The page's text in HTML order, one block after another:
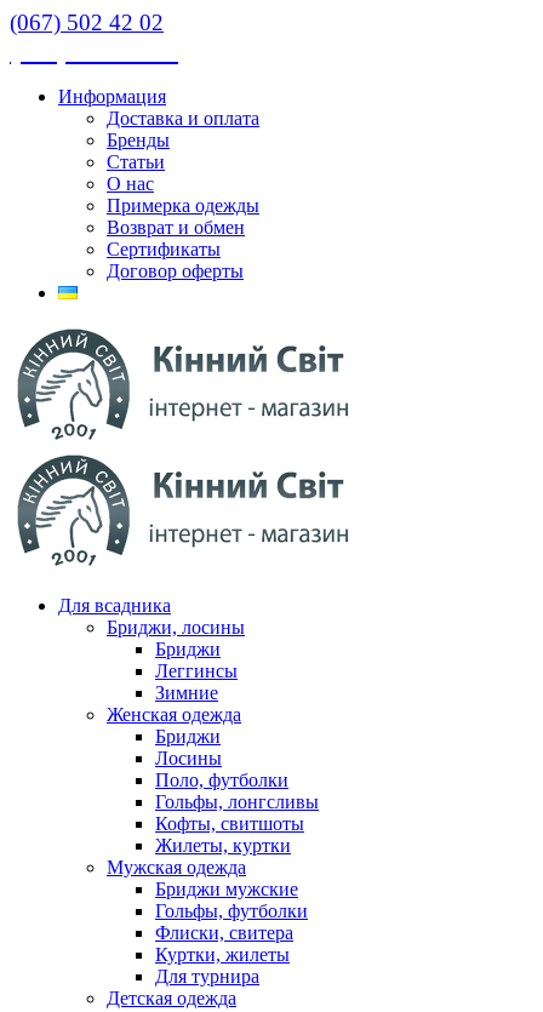
(067) 502 42 02
Информация
Доставка и оплата
Бренды
Статьи
О нас
Примерка одежды
Возврат и обмен
Сертификаты
Договор оферты
Для всадника
Бриджи, лосины
Бриджи
Леггинсы
Зимние
Женская одежда
Бриджи
Лосины
Поло, футболки
Гольфы, лонгсливы
Кофты, свитшоты
Жилеты, куртки
Мужская одежда
Бриджи мужские
Гольфы, футболки
Флиски, свитера
Куртки, жилеты
Для турнира
Детская одежда